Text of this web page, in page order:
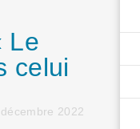
Le
celui
2022